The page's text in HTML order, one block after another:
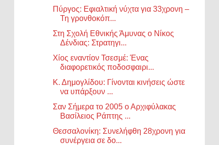
Πύργος: Εφιαλτική νύχτα για 33χρονη –
Τη γρονθοκόπ...
Στη Σχολή Εθνικής Άμυνας ο Νίκος
Δένδιας: Στρατηγι...
Χίος εναντίον Τσεσμέ: Ένας
διαφορετικός ποδοσφαιρι...
Κ. Δημογλίδου: Γίνονται κινήσεις ώστε
να υπάρξουν ...
Σαν Σήμερα το 2005 ο Αρχιφύλακας
Βασίλειος Ράπτης ...
Θεσσαλονίκη: Συνελήφθη 28χρονη για
συνέργεια σε δο...